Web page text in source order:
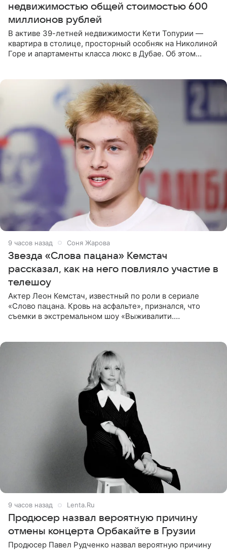
недвижимостью общей стоимостью 600
миллионов рублей
В активе 39-летней недвижимости Кети Топурии —
квартира в столице, просторный особняк на Николиной
Горе и апартаменты класса люкс в Дубае. Об этом
9 часов назад Соня Жарова
Звезда «Слова пацана» Кемстач
рассказал, как на него повлияло участие в
телешоу
Актер Леон Кемстач, известный по роли в сериале
«Слово пацана. Кровь на асфальте», признался, что
съемки в экстремальном шоу «Выживалити.
9 часов назад Lenta.Ru
Продюсер назвал вероятную причину
отмены концерта Орбакайте в Грузии
Продюсер Павел Рудченко назвал вероятную причину